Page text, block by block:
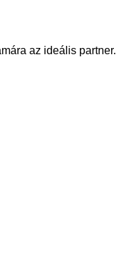
az ideális partner.